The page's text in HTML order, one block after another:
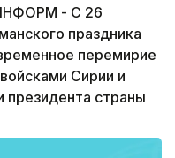
- С 26
праздника
перемирие
Сирии и
страны